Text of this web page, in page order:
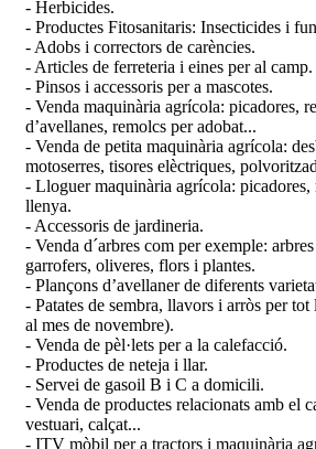
- Pinsos i accessoris per a mascotes.
- Venda maquinària agrícola: picadores,
d’avellanes, remolcs per adobat...
- Venda de petita maquinària agrícola:
motoserres, tisores elèctriques,
- Lloguer maquinària agrícola: picadores,
llenya.
- Accessoris de jardineria.
- Venda d´arbres com per exemple: arbres
garrofers, oliveres, flors i plantes.
- Plançons d’avellaner de diferents
- Patates de sembra, llavors i arròs per tot
al mes de novembre).
- Venda de pèl·lets per a la calefacció.
- Productes de neteja i llar.
- Servei de gasoil B i C a domicili.
- Venda de productes relacionats amb el
vestuari, calçat...
- ITV mòbil per a tractors i maquinària
´any).
- Gestió de ITEAF (Inspecció d’aparells